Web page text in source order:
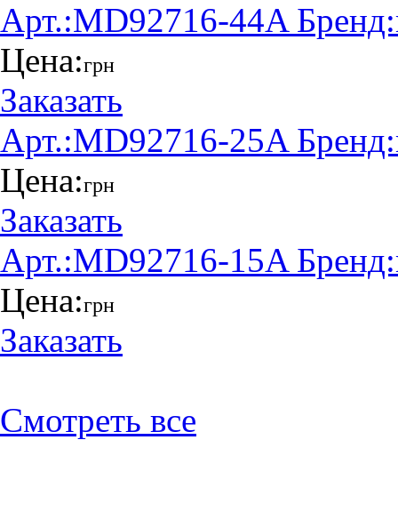
Арт.:MD92716-44A Бренд:
Цена:грн
Заказать
Арт.:MD92716-25A Бренд:
Цена:грн
Заказать
Арт.:MD92716-15A Бренд:
Цена:грн
Заказать
Смотреть все